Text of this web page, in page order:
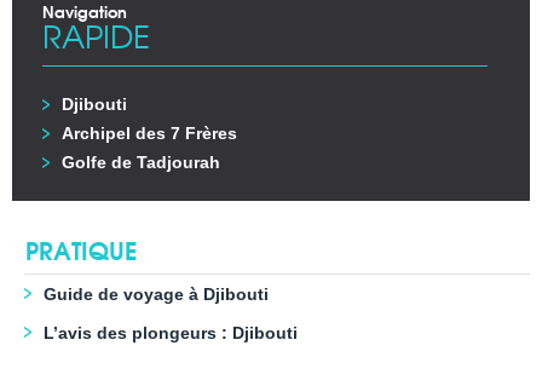
Navigation
RAPIDE
Djibouti
Archipel des 7 Frères
Golfe de Tadjourah
PRATIQUE
Guide de voyage à Djibouti
L’avis des plongeurs : Djibouti